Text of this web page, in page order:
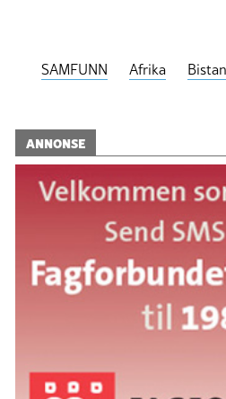
SAMFUNN Afrika
ANNONSE